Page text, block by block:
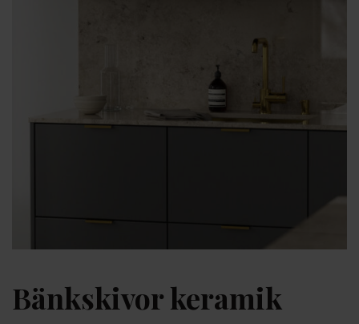
Bänkskivor keramik